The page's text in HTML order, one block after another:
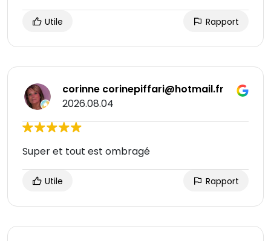
Utile Rapport
corinne corinepiffari@hotmail.fr
2026.08.04
Super et tout est ombragé
Utile Rapport